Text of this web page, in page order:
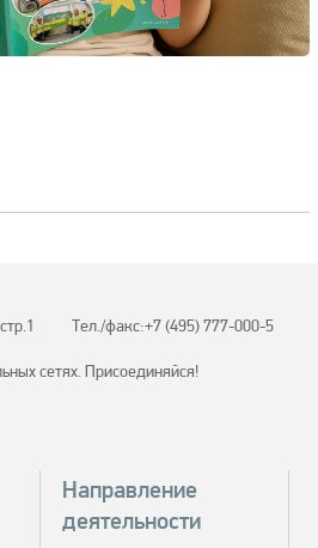
Тел./факс:+7 (495) 777-000-5
сетях. Присоединяйся!
Направление
деятельности